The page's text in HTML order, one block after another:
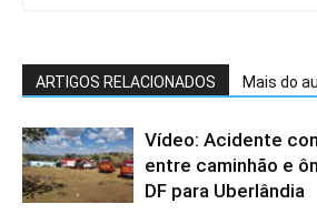
ARTIGOS RELACIONADOS Mais do
Vídeo: Acidente
entre caminhão e
DF para Uberlândia